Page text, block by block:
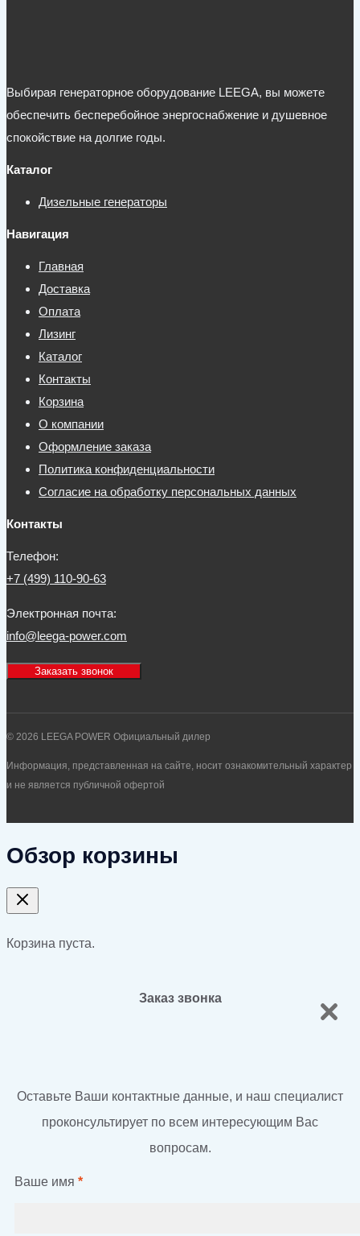
Выбирая генераторное оборудование LEEGA, вы можете
обеспечить бесперебойное энергоснабжение и душевное
спокойствие на долгие годы.
Каталог
Дизельные генераторы
Навигация
Главная
Доставка
Оплата
Лизинг
Каталог
Контакты
Корзина
О компании
Оформление заказа
Политика конфиденциальности
Согласие на обработку персональных данных
Контакты
Телефон:
+7 (499) 110-90-63
Электронная почта:
info@leega-power.com
Заказать звонок
© 2026 LEEGA POWER Официальный дилер
Информация, представленная на сайте, носит ознакомительный характер
и не является публичной офертой
Обзор корзины
Корзина пуста.
Заказ звонка
Оставьте Ваши контактные данные, и наш специалист
проконсультирует по всем интересующим Вас
вопросам.
Ваше имя *